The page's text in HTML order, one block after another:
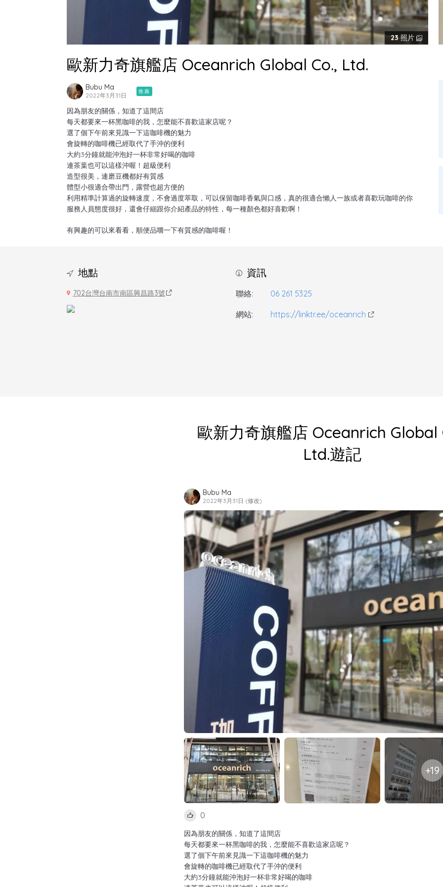
23照片
歐新力奇旗艦店 Oceanrich Global Co., Ltd.
Bubu Ma
2022年3月31日
推薦
因為朋友的關係，知道了這間店
每天都要來一杯黑咖啡的我，怎麼能不喜歡這家店呢？
選了個下午前來見識一下這咖啡機的魅力
會旋轉的咖啡機已經取代了手沖的便利
大約3分鐘就能沖泡好一杯非常好喝的咖啡
連茶葉也可以這樣沖喔！超級便利
造型很美，連磨豆機都好有質感
體型小很適合帶出門，露營也超方便的
利用精準計算過的旋轉速度，不會過度萃取，可以保留咖啡香氣與口感，真的很適合懶人一族或者喜歡玩咖啡的你
服務人員態度很好，還會仔細跟你介紹產品的特性，每一種顏色都好喜歡啊！
有興趣的可以來看看，順便品嚐一下有質感的咖啡喔！
地點
702台灣台南市南區興昌路3號
資訊
聯絡: 06 261 5325
網站: https://linktr.ee/oceanrich
歐新力奇旗艦店 Oceanrich Global
Ltd.遊記
Bubu Ma
2022年3月31日 (修改)
+19
0
因為朋友的關係，知道了這間店
每天都要來一杯黑咖啡的我，怎麼能不喜歡這家店呢？
選了個下午前來見識一下這咖啡機的魅力
會旋轉的咖啡機已經取代了手沖的便利
大約3分鐘就能沖泡好一杯非常好喝的咖啡